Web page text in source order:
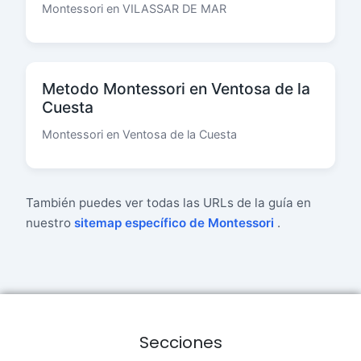
Montessori en VILASSAR DE MAR
Metodo Montessori en Ventosa de la
Cuesta
Montessori en Ventosa de la Cuesta
También puedes ver todas las URLs de la guía en
nuestro sitemap específico de Montessori .
Secciones